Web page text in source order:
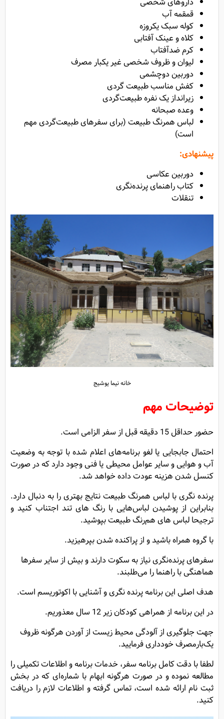
قمقمه آب
کوله سبک یکروزه
کلاه و عینک آفتابی
کرم ضدآفتاب
لیوان و ظروف شخصی غیر یکبار مصرف
دوربین دوچشمی
کفش مناسب طبیعت گردی
زیرانداز یک نفره طبیعت‌گردی
وعده صبحانه
لباس همرنگ طبیعت (برای سفرهای طبیعت‌گردی مهم
است)
پیشنهادی:
دوربین عکاسی
کتاب راهنمای پرنده‌نگری
تنقلات
خانه نیما یوشیج
توضیحات مهم
حضور حداقل 15 دقیقه قبل از سفر الزامی است.
احتمال جابجایی یا لغو برنامه‌های اعلام شده با توجه به وضعیت
آب و هوایی و سایر عوامل محیطی یا فنی وجود دارد که در صورت
کنسل شدن هزینه عودت داده خواهد شد.
پرنده نگری با لباس همرنگ طبیعت نتایج بهتری را به دنبال دارد.
بنابراین از پوشیدن لباس‌هایی با رنگ های تند اجتناب کنید و
ترجیحا لباس های هم‌رنگ طبیعت بپوشید.
با گروه همراه باشید و از پراکنده شدن بپرهیزید.
سفرهای پرنده‌نگری نیاز به سکوت دارند و بیش از سایر سفرها
هماهنگی با راهنما را می‌طلبند.
هدف اصلی این برنامه پرنده نگری و آشنایی با اکوتوریسم است.
در این برنامه از همراهی کودکان زیر 12 سال معذوریم.
جهت جلوگیری از آلودگی محیط زیست از آوردن هرگونه ظروف
یک‌بار‌مصرف خودداری فرمایید.
لطفا با دقت کامل برنامه سفر، خدمات برنامه و اطلاعات تکمیلی را
مطالعه نموده و در صورت هرگونه ابهام با شماره‌ای که در بخش
ثبت نام ارائه شده است، تماس گرفته و اطلاعات لازم را دریافت
کنید.